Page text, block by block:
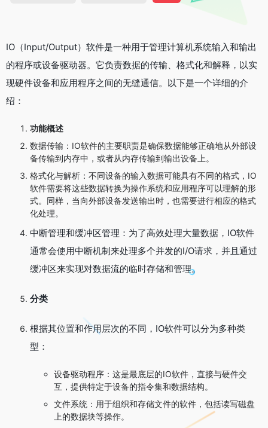
IO（Input/Output）软件是一种用于管理计算机系统输入和输出
的程序或设备驱动器。它负责数据的传输、格式化和解释，以实
现硬件设备和应用程序之间的无缝通信。以下是一个详细的介
绍：
功能概述
数据传输：IO软件的主要职责是确保数据能够正确地从外部设
备传输到内存中，或者从内存传输到输出设备上。
格式化与解析：不同设备的输入数据可能具有不同的格式，IO
软件需要将这些数据转换为操作系统和应用程序可以理解的形
式。同样，当向外部设备发送输出时，也需要进行相应的格式
化处理。
中断管理和缓冲区管理：为了高效处理大量数据，IO软件
通常会使用中断机制来处理多个并发的I/O请求，并且通过
缓冲区来实现对数据流的临时存储和管理。
分类
根据其位置和作用层次的不同，IO软件可以分为多种类
型：
设备驱动程序：这是最底层的IO软件，直接与硬件交
互，提供特定于设备的指令集和数据结构。
文件系统：用于组织和存储文件的软件，包括读写磁盘
上的数据块等操作。